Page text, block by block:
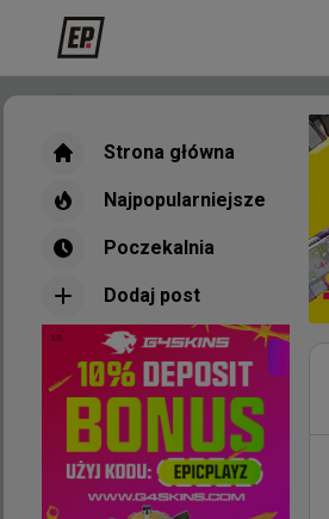
Dodaj post
Strona główna
Najpopularniejsze
Poczekalnia
Dodaj post